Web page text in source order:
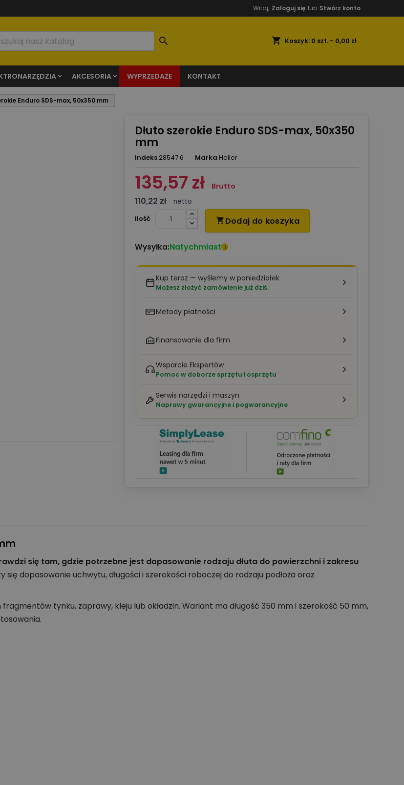
Witaj, Zaloguj się lub Stwórz konto
shopping_cart Koszyk: 0 szt. - 0,00 zł

AKCESORIA WYPRZEDAŻE KONTAKT
Enduro SDS-max, 50x350 mm
Dłuto szerokie Enduro SDS-max, 50x350
mm
Indeks 28547 6 Marka Heller
135,57 zł Brutto
110,22 zł
netto
Ilość
 Dodaj do koszyka
Wysyłka:Natychmiast i
Kup teraz — wyślemy w poniedziałek
Możesz złożyć zamówienie już dziś.
Metody płatności
Finansowanie dla firm
Wsparcie Ekspertów
Pomoc w doborze sprzętu i osprzętu
Serwis narzędzi i maszyn
Naprawy gwarancyjne i pogwarancyjne
się tam, gdzie potrzebne jest dopasowanie rodzaju dłuta do powierzchni i zakresu
dopasowanie uchwytu, długości i szerokości roboczej do rodzaju podłoża oraz
tynku, zaprawy, kleju lub okładzin. Wariant ma długość 350 mm i szerokość 50 mm,